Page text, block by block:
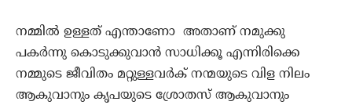
നമ്മിൽ ഉള്ളത് എന്താണോ അതാണ് നമുക്കു
പകർന്നു കൊടുക്കുവാൻ സാധിക്കൂ എന്നിരിക്കെ
നമ്മുടെ ജീവിതം മറ്റുള്ളവർക് നന്മയുടെ വിള നിലം
ആകുവാനും കൃപയുടെ ശ്രോതസ് ആകുവാനും